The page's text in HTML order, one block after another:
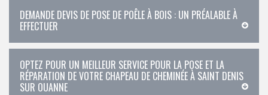
DEMANDE DEVIS DE POSE DE POÊLE À BOIS : UN PRÉALABLE À
EFFECTUER
OPTEZ POUR UN MEILLEUR SERVICE POUR LA POSE ET LA
RÉPARATION DE VOTRE CHAPEAU DE CHEMINÉE À SAINT DENIS
SUR OUANNE